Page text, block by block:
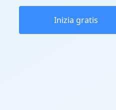
Inizia gratis